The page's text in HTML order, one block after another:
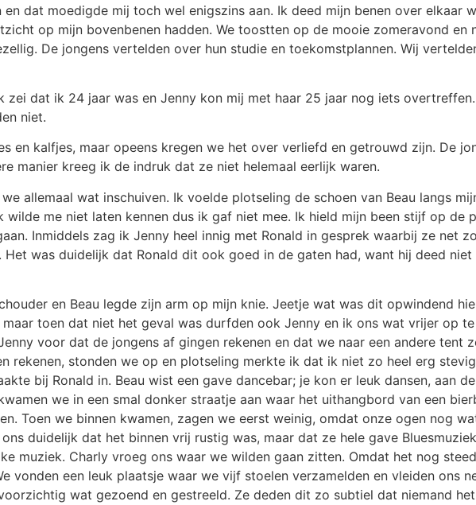
dat moedigde mij toch wel enigszins aan. Ik deed mijn benen over elkaar
op mijn bovenbenen hadden. We toostten op de mooie zomeravond en
De jongens vertelden over hun studie en toekomstplannen. Wij
zei dat ik 24 jaar was en Jenny kon mij met haar 25 jaar nog iets
niet.
en kalfjes, maar opeens kregen we het over verliefd en getrouwd zijn. De
manier kreeg ik de indruk dat ze niet helemaal eerlijk waren.
allemaal wat inschuiven. Ik voelde plotseling de schoen van Beau langs
me niet laten kennen dus ik gaf niet mee. Ik hield mijn been stijf op de
Inmiddels zag ik Jenny heel innig met Ronald in gesprek waarbij ze net
was duidelijk dat Ronald dit ook goed in de gaten had, want hij deed niet
en Beau legde zijn arm op mijn knie. Jeetje wat was dit opwindend
toen dat niet het geval was durfden ook Jenny en ik ons wat vrijer op
voor dat de jongens af gingen rekenen en dat we naar een andere tent
rekenen, stonden we op en plotseling merkte ik dat ik niet zo heel erg
bij Ronald in. Beau wist een gave dancebar; je kon er leuk dansen, aan
we in een smal donker straatje aan waar het uithangbord van een
Toen we binnen kwamen, zagen we eerst weinig, omdat onze ogen nog
duidelijk dat het binnen vrij rustig was, maar dat ze hele gave
muziek. Charly vroeg ons waar we wilden gaan zitten. Omdat het nog
vonden een leuk plaatsje waar we vijf stoelen verzamelden en vleiden ons
wat gezoend en gestreeld. Ze deden dit zo subtiel dat niemand